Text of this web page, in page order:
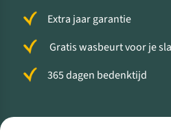
Extra jaar garantie
Gratis wasbeurt voor je
365 dagen bedenktijd